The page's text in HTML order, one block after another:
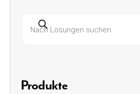
Produktsuche
Produkte